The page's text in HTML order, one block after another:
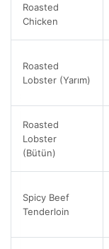
Roasted
Chicken
Roasted
Lobster (Yarım)
Roasted
Lobster
(Bütün)
Spicy Beef
Tenderloin